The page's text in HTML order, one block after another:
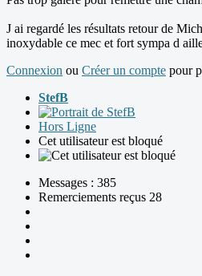
J ai regardé les résultats retour de
inoxydable ce mec et fort sympa d
Connexion ou Créer un compte pour
StefB
Hors Ligne
Cet utilisateur est bloqué
Messages : 385
Remerciements reçus 28